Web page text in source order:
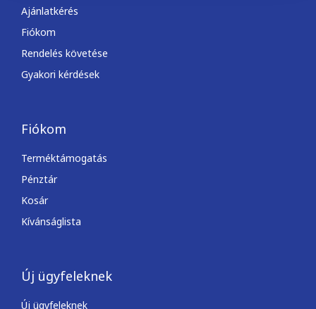
Ajánlatkérés
Fiókom
Rendelés követése
Gyakori kérdések
Fiókom
Terméktámogatás
Pénztár
Kosár
Kívánságlista
Új ügyfeleknek
Új ügyfeleknek